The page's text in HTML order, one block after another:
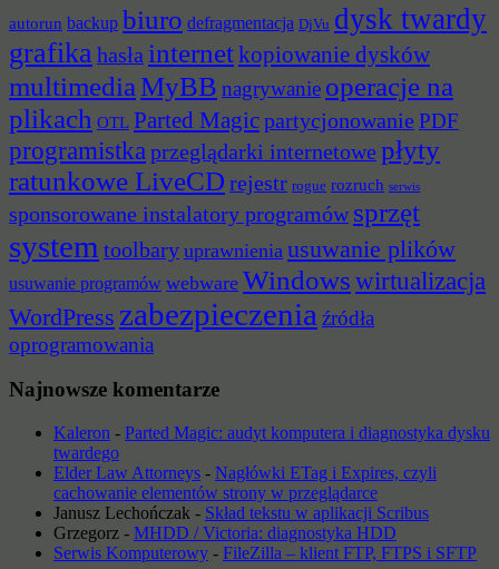
autorun backup biuro defragmentacja DjVu dysk twardy
grafika hasła internetkopiowanie dysków
multimediaMyBB nagrywanie operacje na
plikach OTL Parted Magicpartycjonowanie PDF
programistka przeglądarki internetowe płyty
ratunkowe LiveCD rejestr rogue rozruch serwis
sponsorowane instalatory programów sprzęt
system toolbary uprawnienia usuwanie plików
usuwanie programów webware Windowswirtualizacja
WordPress zabezpieczenia źródła
oprogramowania
Najnowsze komentarze
Kaleron - Parted Magic: audyt komputera i diagnostyka dysku
twardego
Elder Law Attorneys - Nagłówki ETag i Expires, czyli
cachowanie elementów strony w przeglądarce
Janusz Lechończak - Skład tekstu w aplikacji Scribus
Grzegorz - MHDD / Victoria: diagnostyka HDD
Serwis Komputerowy - FileZilla – klient FTP, FTPS i SFTP